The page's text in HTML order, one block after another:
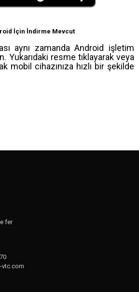
İçin İndirme Mevcut
aynı zamanda Android işletim
Yukarıdaki resme tıklayarak veya
mobil cihazınıza hızlı bir şekilde
fer
vtc.com